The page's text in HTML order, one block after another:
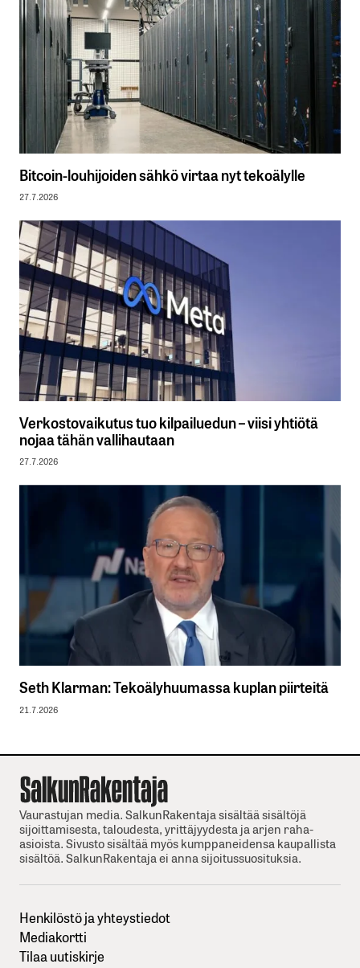
Bitcoin-louhijoiden sähkö virtaa nyt tekoälylle
27.7.2026
Verkostovaikutus tuo kilpailuedun – viisi yhtiötä
nojaa tähän vallihautaan
27.7.2026
Seth Klarman: Tekoälyhuumassa kuplan piirteitä
21.7.2026
Vaurastujan media. SalkunRakentaja sisältää sisältöjä
sijoittamisesta, taloudesta, yrittäjyydesta ja arjen raha-
asioista. Sivusto sisältää myös kumppaneidensa kaupallista
sisältöä. SalkunRakentaja ei anna sijoitussuosituksia.
Henkilöstö ja yhteystiedot
Mediakortti
Tilaa uutiskirje